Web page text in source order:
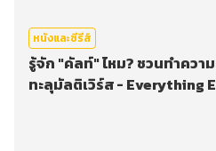
หนังและซีรีส์
รู้จัก "คัลท์" ไหม? ชวนทำควา
ทะลุมัลติเวิร์ส - Everything